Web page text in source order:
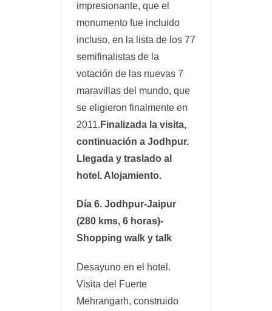
impresionante, que el
monumento fue incluido
incluso, en la lista de los 77
semifinalistas de la
votación de las nuevas 7
maravillas del mundo, que
se eligieron finalmente en
2011. Finalizada la visita,
continuación a Jodhpur.
Llegada y traslado al
hotel. Alojamiento.
Día 6. Jodhpur-Jaipur
(280 kms, 6 horas)-
Shopping walk y talk
Desayuno en el hotel.
Visita del Fuerte
Mehrangarh, construido